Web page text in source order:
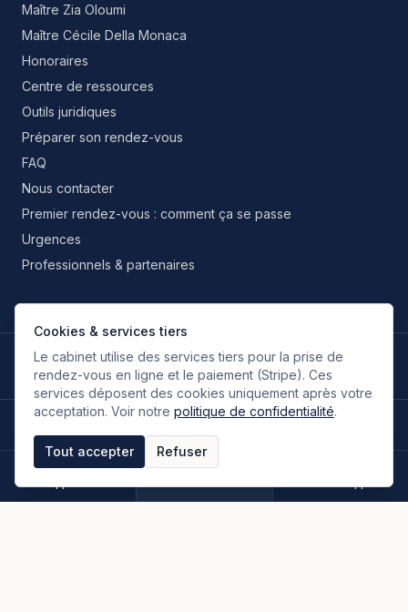
Cookies & services tiers
Le cabinet utilise des services tiers pour la prise de
rendez-vous en ligne et le paiement (Stripe). Ces
services déposent des cookies uniquement après votre
acceptation. Voir notre politique de confidentialité.
Tout accepter Refuser
Maître Zia Oloumi
Maître Cécile Della Monaca
Honoraires
Centre de ressources
Outils juridiques
Préparer son rendez-vous
FAQ
Nous contacter
Premier rendez-vous : comment ça se passe
Urgences
Professionnels & partenaires
LANGUES DE TRAVAIL
🇫🇷
Français
FR🇬🇧
Anglais
EN🇮🇹
ItalienIT🇪🇸
Espagnol
ES 🇷🇺
RusseRU🇮🇷
Persan
FA
Site conçu sur une idée originale de zIA digital.
Mentions légalesCGU & CGVPolitique de confidentialité
Espace clientsPaiement en lignePlan du site
Appeler Rendez-vous WhatsApp